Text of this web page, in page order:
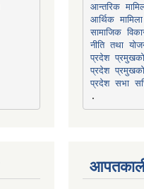
सामाजिक
प्रदेश प्रमुखको
प्रदेश प्रमुखको
प्रदेश सभा